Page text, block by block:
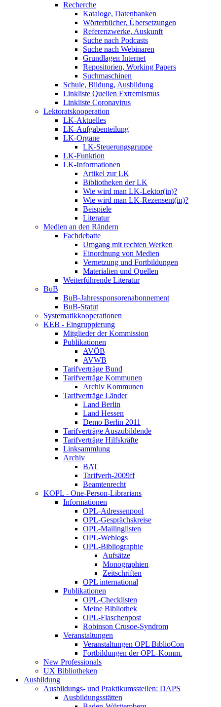
Recherche
Kataloge, Datenbanken
Wörterbücher, Übersetzungen
Referenzwerke, Auskunft
Suche nach Podcasts
Suche nach Webinaren
Grundlagen Internet
Repositorien, Working Papers
Suchmaschinen
Schule, Bildung, Ausbildung
Linkliste Quellen Extremismus
Linkliste Coronavirus
Lektoratskooperation
LK-Aktuelles
LK-Aufgabenteilung
LK-Organe
LK-Steuerungsgruppe
LK-Funktion
LK-Informationen
Artikel zur LK
Bibliotheken der LK
Wie wird man LK-Lektor(in)?
Wie wird man LK-Rezensent(in)?
Beispiele
Literatur
Medien an den Rändern
Fachdebatte
Umgang mit rechten Werken
Einordnung von Medien
Vernetzung und Fortbildungen
Materialien und Quellen
Weiterführende Literatur
BuB
BuB-Jahressponsorenabonnement
BuB-Statut
Systematikkooperationen
KEB - Eingruppierung
Mitglieder der Kommission
Publikationen
AVÖB
AVWB
Tarifverträge Bund
Tarifverträge Kommunen
Archiv Kommunen
Tarifverträge Länder
Land Berlin
Land Hessen
Demo Berlin 2011
Tarifverträge Auszubildende
Tarifverträge Hilfskräfte
Linksammlung
Archiv
BAT
Tarifverh-2009ff
Beamtenrecht
KOPL - One-Person-Librarians
Informationen
OPL-Adressenpool
OPL-Gesprächskreise
OPL-Mailinglisten
OPL-Weblogs
OPL-Bibliographie
Aufsätze
Monographien
Zeitschriften
OPL international
Publikationen
OPL-Checklisten
Meine Bibliothek
OPL-Flaschenpost
Robinson Crusoe-Syndrom
Veranstaltungen
Veranstaltungen OPL BiblioCon
Fortbildungen der OPL-Komm.
New Professionals
UX Bibliotheken
Ausbildung
Ausbildungs- und Praktikumsstellen: DAPS
Ausbildungsstätten